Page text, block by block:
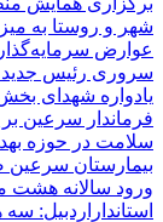
شهر و روستا به
عوارض
سروری رئیس جدید
یادواره شهدای
فرماندار سرعین
سلامت در حوزه
بیمارستان سرعین
ورود سالانه هشت